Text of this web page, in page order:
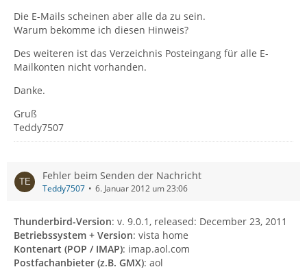
Die E-Mails scheinen aber alle da zu sein.
Warum bekomme ich diesen Hinweis?
Des weiteren ist das Verzeichnis Posteingang für alle E-
Mailkonten nicht vorhanden.
Danke.
Gruß
Teddy7507
Fehler beim Senden der Nachricht
Teddy7507 6. Januar 2012 um 23:06
Thunderbird-Version: v. 9.0.1, released: December 23, 2011
Betriebssystem + Version: vista home
Kontenart (POP / IMAP): imap.aol.com
Postfachanbieter (z.B. GMX): aol